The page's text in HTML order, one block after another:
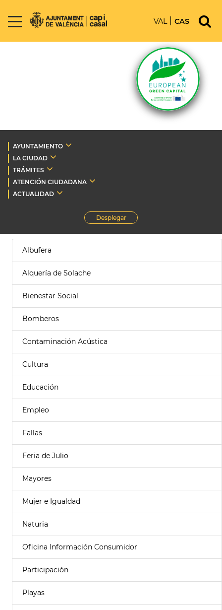
VAL CAS
AYUNTAMIENTO
LA CIUDAD
TRÁMITES
ATENCIÓN CIUDADANA
ACTUALIDAD
Desplegar
Albufera
Alquería de Solache
Bienestar Social
Bomberos
Contaminación Acústica
Cultura
Educación
Empleo
Fallas
Feria de Julio
Mayores
Mujer e Igualdad
Naturia
Oficina Información Consumidor
Participación
Playas